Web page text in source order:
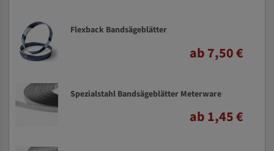
Flexback Bandsägeblätter
ab 7,50 €
Spezialstahl Bandsägeblätter Meterware
ab 1,45 €